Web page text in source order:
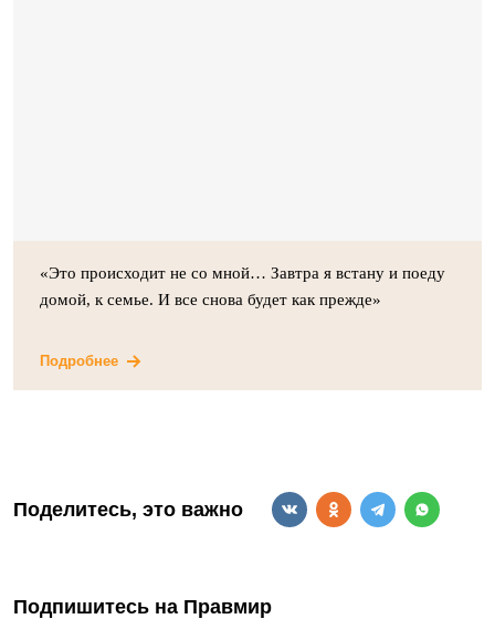
«Это происходит не со мной… Завтра я встану и поеду
домой, к семье. И все снова будет как прежде»
Подробнее
Поделитесь, это важно
Подпишитесь на Правмир